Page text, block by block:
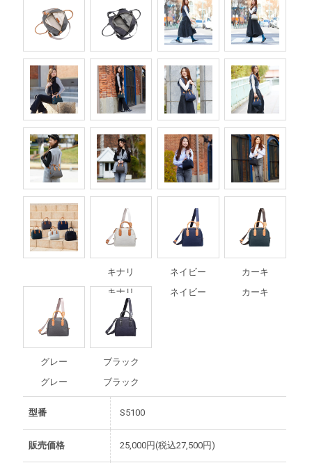
キナリ
キナリ
ネイビー
ネイビー
カーキ
カーキ
グレー
グレー
ブラック
ブラック
型番 S5100
販売価格 25,000円(税込27,500円)